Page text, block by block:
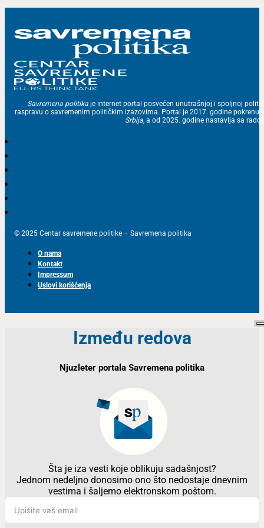
Savremena politika je internet portal posvećen unutrašnjoj i spoljnoj
raspravu o savremenim političkim izazovima. Portal je 2017. godine
Srbija, a od 2025. godine nastavlja sa
© 2025 Centar savremene politike – Savremena politika
O nama
Kontakt
Impressum
Uslovi korišćenja
Između redova
Njuzleter portala Savremena politika
Šta je iza vesti koje oblikuju sadašnjost?
Jednom nedeljno donosimo ono što nedostaje dnevnim
vestima i šaljemo elektronskom poštom.